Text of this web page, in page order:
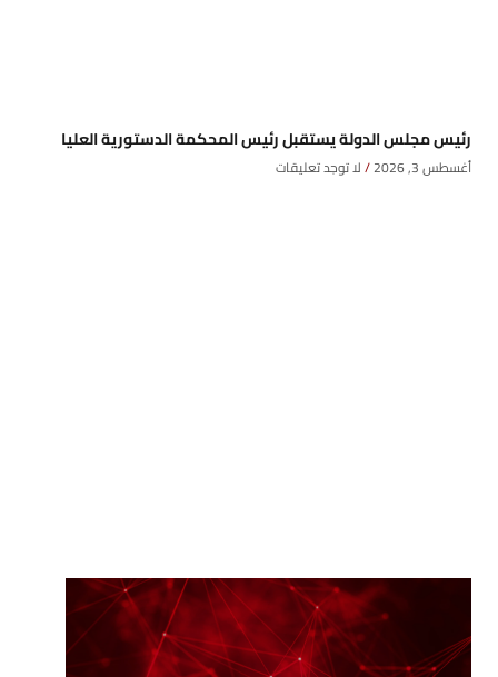
رئيس مجلس الدولة يستقبل رئيس المحكمة الدستورية العليا
أغسطس 3, 2026 لا توجد تعليقات